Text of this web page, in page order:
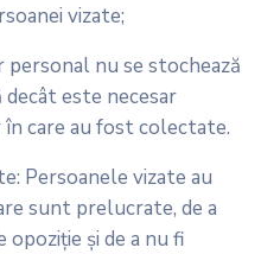
vizate;
nu se stochează
este necesar
care au fost colectate.
Persoanele vizate au
sunt prelucrate, de a
şi de a nu fi